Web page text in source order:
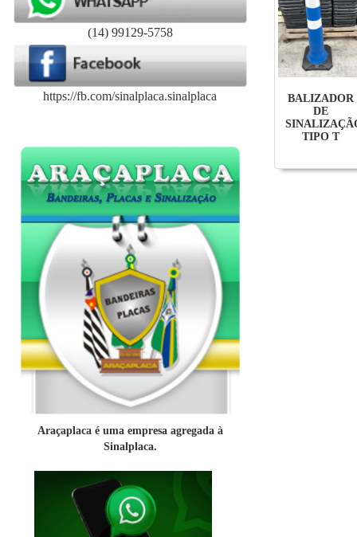
(14) 99129-5758
https://fb.com/sinalplaca.sinalplaca
Araçaplaca é uma empresa agregada à
Sinalplaca.
BALIZADOR
DE
TIPO T